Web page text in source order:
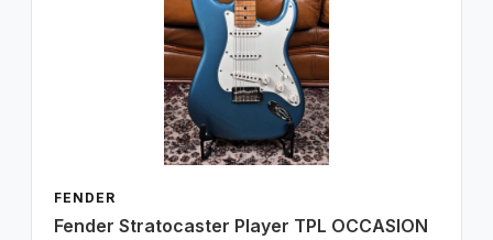
FENDER
Fender Stratocaster Player TPL OCCASION